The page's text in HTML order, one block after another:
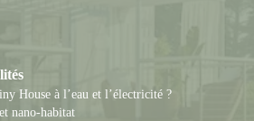
House à l’eau et l’électricité ?
nano-habitat